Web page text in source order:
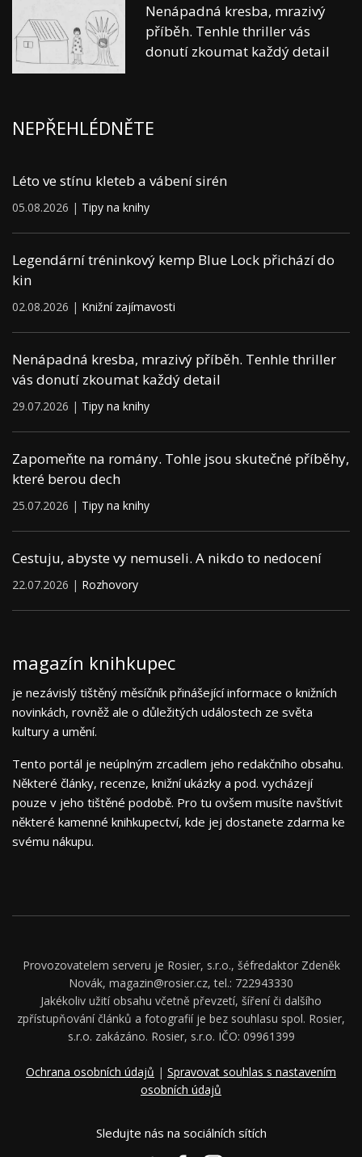
Nenápadná kresba, mrazivý
příběh. Tenhle thriller vás
donutí zkoumat každý detail
NEPŘEHLÉDNĚTE
Léto ve stínu kleteb a vábení sirén
05.08.2026 | Tipy na knihy
Legendární tréninkový kemp Blue Lock přichází do
kin
02.08.2026 | Knižní zajímavosti
Nenápadná kresba, mrazivý příběh. Tenhle thriller
vás donutí zkoumat každý detail
29.07.2026 | Tipy na knihy
Zapomeňte na romány. Tohle jsou skutečné příběhy,
které berou dech
25.07.2026 | Tipy na knihy
Cestuju, abyste vy nemuseli. A nikdo to nedocení
22.07.2026 | Rozhovory
magazín knihkupec
je nezávislý tištěný měsíčník přinášející informace o knižních
novinkách, rovněž ale o důležitých událostech ze světa
kultury a umění.
Tento portál je neúplným zrcadlem jeho redakčního obsahu.
Některé články, recenze, knižní ukázky a pod. vycházejí
pouze v jeho tištěné podobě. Pro tu ovšem musíte navštívit
některé kamenné knihkupectví, kde jej dostanete zdarma ke
svému nákupu.
Provozovatelem serveru je Rosier, s.r.o., šéfredaktor Zdeněk
Novák, magazin@rosier.cz, tel.: 722943330
Jakékoliv užití obsahu včetně převzetí, šíření či dalšího
zpřístupňování článků a fotografií je bez souhlasu spol. Rosier,
s.r.o. zakázáno. Rosier, s.r.o. IČO: 09961399
Ochrana osobních údajů | Spravovat souhlas s nastavením
osobních údajů
Sledujte nás na sociálních sítích